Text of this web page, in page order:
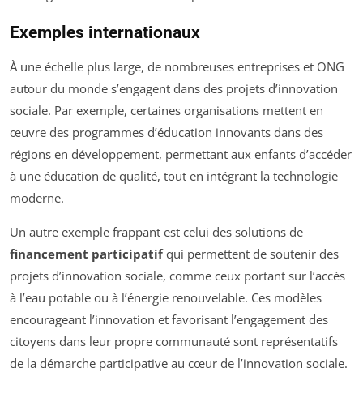
Exemples internationaux
À une échelle plus large, de nombreuses entreprises et ONG
autour du monde s’engagent dans des projets d’innovation
sociale. Par exemple, certaines organisations mettent en
œuvre des programmes d’éducation innovants dans des
régions en développement, permettant aux enfants d’accéder
à une éducation de qualité, tout en intégrant la technologie
moderne.
Un autre exemple frappant est celui des solutions de
financement participatifqui permettent de soutenir des
projets d’innovation sociale, comme ceux portant sur l’accès
à l’eau potable ou à l’énergie renouvelable. Ces modèles
encourageant l’innovation et favorisant l’engagement des
citoyens dans leur propre communauté sont représentatifs
de la démarche participative au cœur de l’innovation sociale.